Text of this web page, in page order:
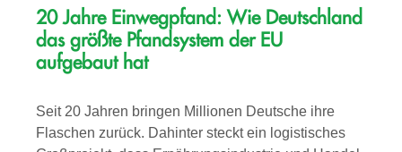
20 Jahre Einwegpfand: Wie Deutschland
das größte Pfandsystem der EU
aufgebaut hat
Seit 20 Jahren bringen Millionen Deutsche ihre
Flaschen zurück. Dahinter steckt ein logistisches